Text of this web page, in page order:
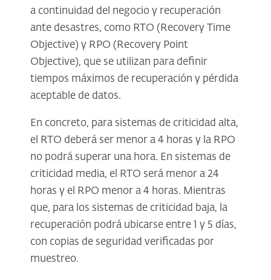
a continuidad del negocio y recuperación
ante desastres, como RTO (Recovery Time
Objective) y RPO (Recovery Point
Objective), que se utilizan para definir
tiempos máximos de recuperación y pérdida
aceptable de datos.
En concreto, para sistemas de criticidad alta,
el RTO deberá ser menor a 4 horas y la RPO
no podrá superar una hora. En sistemas de
criticidad media, el RTO será menor a 24
horas y el RPO menor a 4 horas. Mientras
que, para los sistemas de criticidad baja, la
recuperación podrá ubicarse entre 1 y 5 días,
con copias de seguridad verificadas por
muestreo.